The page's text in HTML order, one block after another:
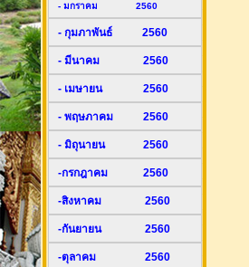
- มกราคม 2560
- กุมภาพันธ์ 2560
- มีนาคม 2560
- เมษายน 2560
- พฤษภาคม 2560
- มิถุนายน 2560
-กรกฎาคม 2560
-สิงหาคม 2560
-กันยายน 2560
-ตุลาคม 2560